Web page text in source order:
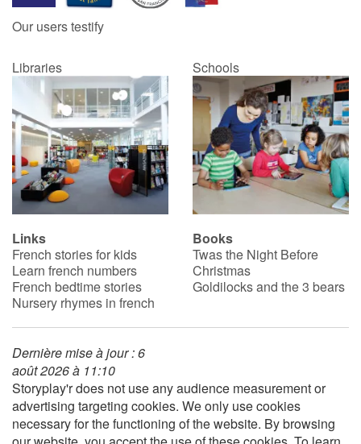
Libraries
Videos & Tutorials
Blog
Learn french with Storyplay'r
French book lists for children
Reading for children
Activities and workshops
Dyslexia and reading disorders
Our users testify
Libraries Schools
Links
French stories for kids
Learn french numbers
French bedtime stories
Nursery rhymes in french
Books
Twas the Night Before
Christmas
Goldilocks and the 3 bears
Dernière mise à jour : 6
août 2026 à 11:10
Storyplay'r does not use any audience measurement or
advertising targeting cookies. We only use cookies
necessary for the functioning of the website. By browsing